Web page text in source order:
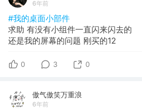
6年前
#我的桌面小部件
求助 有没有小组件一直闪来闪去的
还是我的屏幕的问题 刚买的12
0 3 0
傲气傲笑万重浪
6年前